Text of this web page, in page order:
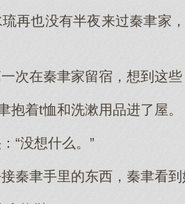
再也没有半夜来过秦聿家
次在秦聿家留宿，想到这些
抱着t恤和洗漱用品进了屋。
“没想什么。”
秦聿手里的东西，秦聿看到